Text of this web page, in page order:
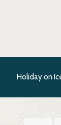
Holiday on